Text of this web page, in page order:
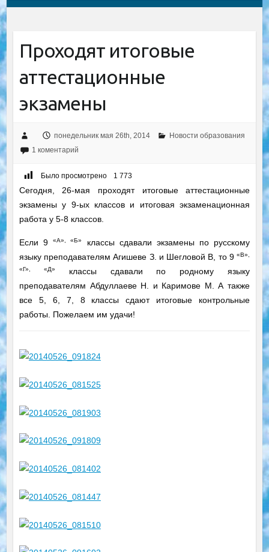
Проходят итоговые
аттестационные
экзамены
понедельник мая 26th, 2014
Новости образования
1 коментарий
Было просмотрено 1 773
Сегодня, 26-мая проходят итоговые аттестационные
экзамены у 9-ых классов и итоговая экзаменационная
работа у 5-8 классов.
Если 9«А», «Б»
классы сдавали экзамены по русскому
языку преподавателям Агишеве З. и Шегловой В, то 9«В»,
«Г», «Д»
классы сдавали по родному языку
преподавателям Абдуллаеве Н. и Каримове М. А также
все 5, 6, 7, 8 классы сдают итоговые контрольные
работы. Пожелаем им удачи!